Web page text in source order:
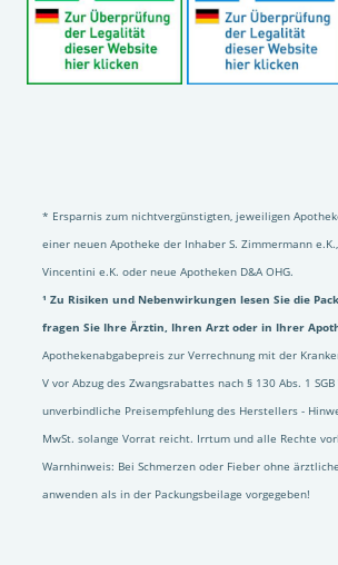
* Ersparnis zum nichtvergünstigten, jeweiligen
einer neuen Apotheke der Inhaber S. Zimmermann
Vincentini e.K. oder neue Apotheken D&A OHG.
¹ Zu Risiken und Nebenwirkungen lesen Sie die
fragen Sie Ihre Ärztin, Ihren Arzt oder in Ihrer
Apothekenabgabepreis zur Verrechnung mit der
V vor Abzug des Zwangsrabattes nach § 130 Abs. 1 SGB
unverbindliche Preisempfehlung des Herstellers -
MwSt. solange Vorrat reicht. Irrtum und alle Rechte
Warnhinweis: Bei Schmerzen oder Fieber ohne
anwenden als in der Packungsbeilage vorgegeben!